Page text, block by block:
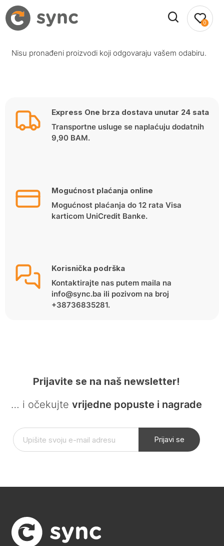
0
Nisu pronađeni proizvodi koji odgovaraju vašem odabiru.
Express One brza dostava unutar 24 sata
Transportne usluge se naplaćuju dodatnih
9,90 BAM.
Mogućnost plaćanja online
Mogućnost plaćanja do 12 rata Visa
karticom UniCredit Banke.
Korisnička podrška
Kontaktirajte nas putem maila na
info@sync.ba ili pozivom na broj
+38736835281.
Prijavite se na naš newsletter!
… i očekujte vrijedne popuste i nagrade
Prijavi se